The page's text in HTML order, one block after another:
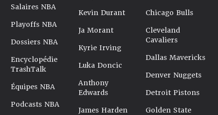
Salaires NBA
Playoffs NBA
Dossiers NBA
Encyclopédie
TrashTalk
Équipes NBA
Podcasts NBA
Kevin Durant
Ja Morant
Kyrie Irving
Luka Doncic
Anthony
Edwards
James Harden
Chicago Bulls
Cleveland
Cavaliers
Dallas Mavericks
Denver Nuggets
Detroit Pistons
Golden State